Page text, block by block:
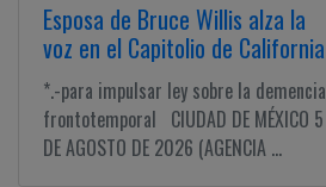
Esposa de Bruce Willis alza la
voz en el Capitolio de California
*.-para impulsar ley sobre la demencia
frontotemporal CIUDAD DE MÉXICO 5
DE AGOSTO DE 2026 (AGENCIA ...